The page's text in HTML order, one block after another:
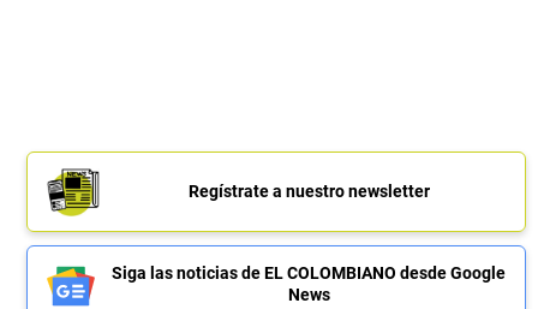
Regístrate a nuestro newsletter
Siga las noticias de EL COLOMBIANO desde Google
News